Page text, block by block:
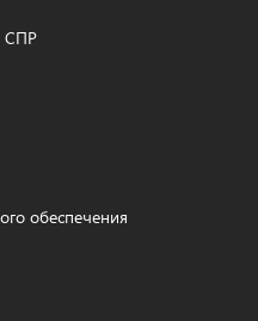
СПР
обеспечения